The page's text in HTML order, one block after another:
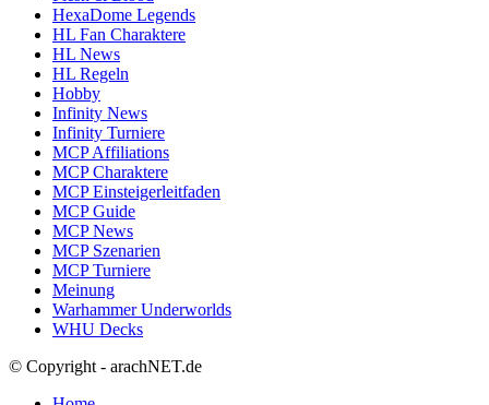
HexaDome Legends
HL Fan Charaktere
HL News
HL Regeln
Hobby
Infinity News
Infinity Turniere
MCP Affiliations
MCP Charaktere
MCP Einsteigerleitfaden
MCP Guide
MCP News
MCP Szenarien
MCP Turniere
Meinung
Warhammer Underworlds
WHU Decks
© Copyright - arachNET.de